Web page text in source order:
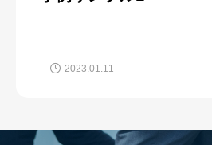
2023.01.11